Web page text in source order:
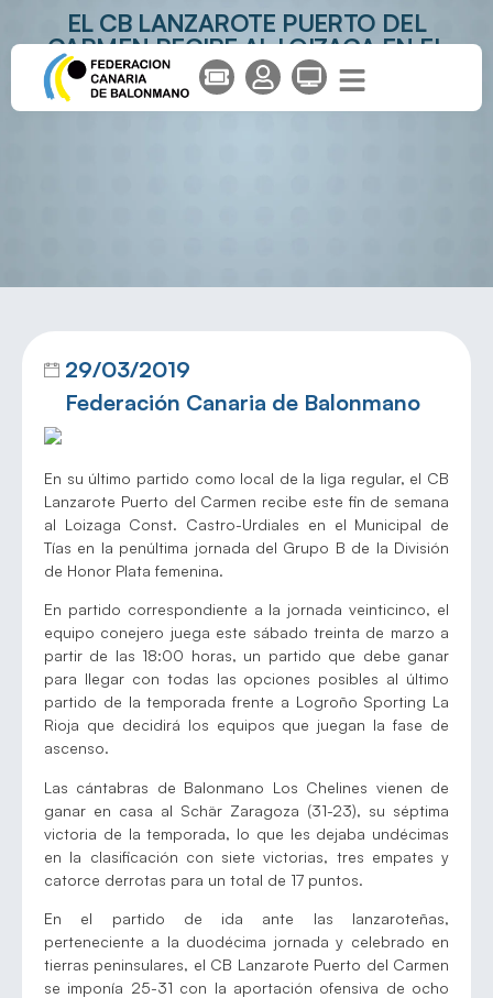
EL CB LANZAROTE PUERTO DEL
CARMEN RECIBE AL LOIZAGA EN EL
ÚLTIMO PARTIDO COMO LOCAL DE LA
LIGA REGULAR
29/03/2019
Federación Canaria de Balonmano
En su último partido como local de la liga regular, el CB
Lanzarote Puerto del Carmen recibe este fin de semana
al Loizaga Const. Castro-Urdiales en el Municipal de
Tías en la penúltima jornada del Grupo B de la División
de Honor Plata femenina.
En partido correspondiente a la jornada veinticinco, el
equipo conejero juega este sábado treinta de marzo a
partir de las 18:00 horas, un partido que debe ganar
para llegar con todas las opciones posibles al último
partido de la temporada frente a Logroño Sporting La
Rioja que decidirá los equipos que juegan la fase de
ascenso.
Las cántabras de Balonmano Los Chelines vienen de
ganar en casa al Schär Zaragoza (31-23), su séptima
victoria de la temporada, lo que les dejaba undécimas
en la clasificación con siete victorias, tres empates y
catorce derrotas para un total de 17 puntos.
En el partido de ida ante las lanzaroteñas,
perteneciente a la duodécima jornada y celebrado en
tierras peninsulares, el CB Lanzarote Puerto del Carmen
se imponía 25-31 con la aportación ofensiva de ocho